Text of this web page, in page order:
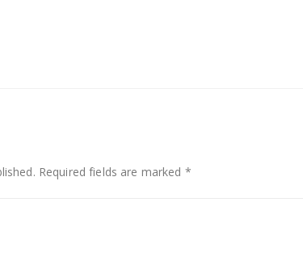
Required fields are marked *